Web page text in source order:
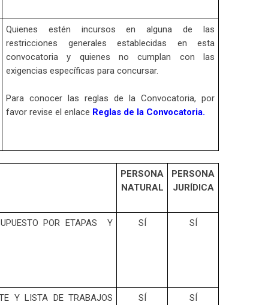
Quienes estén incursos en alguna de las
restricciones generales establecidas en esta
convocatoria y quienes no cumplan con las
exigencias específicas para concursar.
Para conocer las reglas de la Convocatoria, por
favor revise el enlace Reglas de la Convocatoria.
PERSONA
NATURAL
PERSONA
JURÍDICA
POR ETAPAS Y
SÍ SÍ
Y LISTA DE TRABAJOS
SÍ SÍ